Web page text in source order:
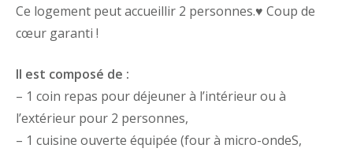
Ce logement peut accueillir 2 personnes.♥️ Coup de
cœur garanti !
Il est composé de :
– 1 coin repas pour déjeuner à l’intérieur ou à
l’extérieur pour 2 personnes,
– 1 cuisine ouverte équipée (four à micro-ondeS,